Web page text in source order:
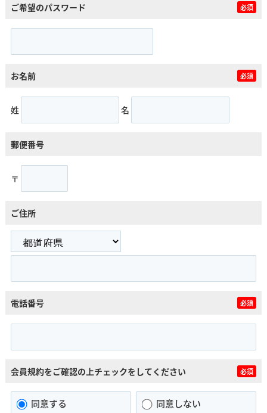
ご希望のパスワード 必須
お名前 必須
姓 名
郵便番号
〒
ご住所
電話番号 必須
会員規約をご確認の上チェックをしてください 必須
同意する 同意しない